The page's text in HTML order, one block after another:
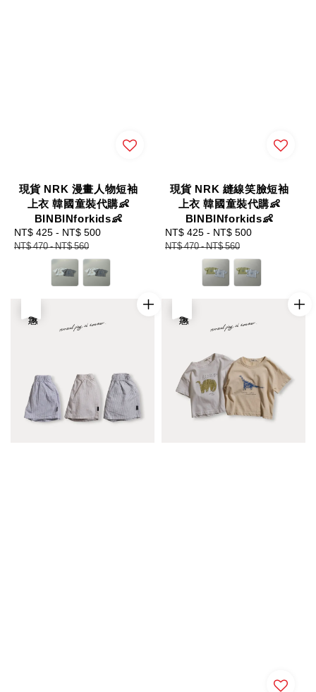
現貨 NRK 漫畫人物短袖
上衣 韓國童裝代購👶
BINBINforkids👶
Sale
price
NT$ 425 - NT$ 500
NT$ 470-NT$ 560
現貨 NRK 縫線笑臉短袖
上衣 韓國童裝代購👶
BINBINforkids👶
Sale
price
NT$ 425 - NT$ 500
NT$ 470-NT$ 560